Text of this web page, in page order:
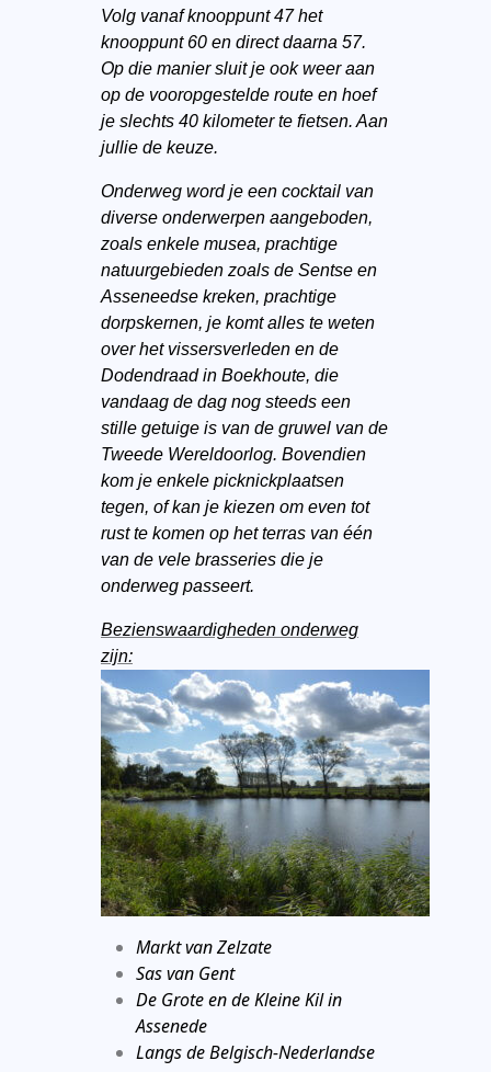
Volg vanaf knooppunt 47 het
knooppunt 60 en direct daarna 57.
Op die manier sluit je ook weer aan
op de vooropgestelde route en hoef
je slechts 40 kilometer te fietsen. Aan
jullie de keuze.
Onderweg word je een cocktail van
diverse onderwerpen aangeboden,
zoals enkele musea, prachtige
natuurgebieden zoals de Sentse en
Asseneedse kreken, prachtige
dorpskernen, je komt alles te weten
over het vissersverleden en de
Dodendraad in Boekhoute, die
vandaag de dag nog steeds een
stille getuige is van de gruwel van de
Tweede Wereldoorlog. Bovendien
kom je enkele picknickplaatsen
tegen, of kan je kiezen om even tot
rust te komen op het terras van één
van de vele brasseries die je
onderweg passeert.
Bezienswaardigheden onderweg
zijn:
Markt van Zelzate
Sas van Gent
De Grote en de Kleine Kil in
Assenede
Langs de Belgisch-Nederlandse